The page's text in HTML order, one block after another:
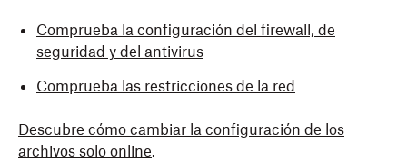
Comprueba la configuración del firewall, de
seguridad y del antivirus
Comprueba las restricciones de la red
Descubre cómo cambiar la configuración de los
archivos solo online.